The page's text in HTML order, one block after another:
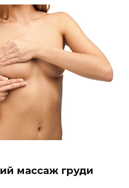
массаж груди